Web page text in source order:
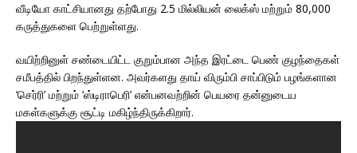
வீடியோ காட்சியானது தற்போது 2.5 மில்லியன் லைக்ஸ் மற்றும் 80,000
கருத்துகளை பெற்றுள்ளது.
வயிற்றினுள் சண்டையிட்ட குறும்பான அந்த இரட்டை பெண் குழந்தைகள்
சமீபத்தில் பிறந்துள்ளன. அவர்களது தாய் விரும்பி சாப்பிடும் பழங்களான
‘செர்ரி’ மற்றும் ‘ஸ்டிராபெரி’ என்பனவற்றின் பெயரை தன்னுடைய
மகள்களுக்கு சூட்டி மகிழ்ந்திருக்கிறார்.